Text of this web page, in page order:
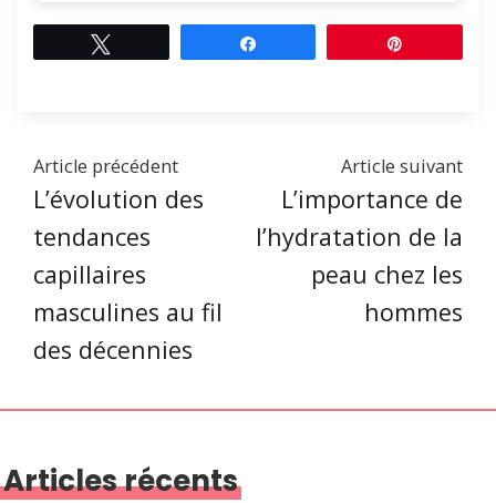
Article précédent
L’évolution des
tendances
capillaires
masculines au fil
des décennies
Article suivant
L’importance de
l’hydratation de la
peau chez les
hommes
Articles récents